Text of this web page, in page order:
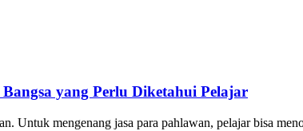
yang Perlu Diketahui Pelajar
Untuk mengenang jasa para pahlawan, pelajar bisa